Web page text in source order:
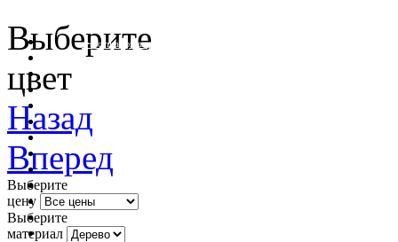
очистить фильтр цвета
Выберите
цвет
Назад
Вперед
Выберите
цену
Выберите
материал